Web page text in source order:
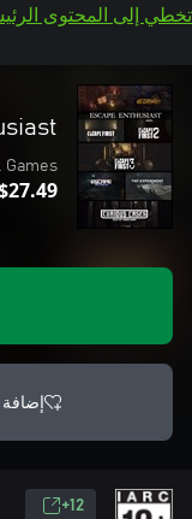
تخطي إلى المحتوى
Games
إضافة
12+